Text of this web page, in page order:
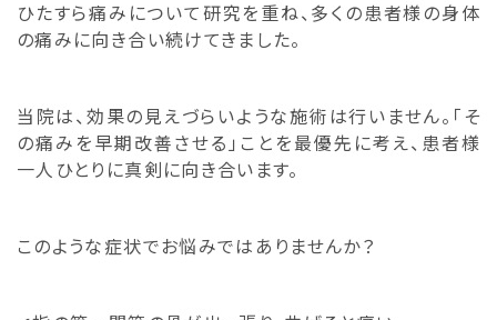
ひたすら痛みについて研究を重ね、多くの患者様の身体
の痛みに向き合い続けてきました。
当院は、効果の見えづらいような施術は行いません。「そ
の痛みを早期改善させる」ことを最優先に考え、患者様
一人ひとりに真剣に向き合います。
このような症状でお悩みではありませんか？